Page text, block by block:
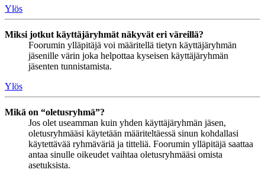
Ylös
Miksi jotkut käyttäjäryhmät näkyvät eri väreillä?
Foorumin ylläpitäjä voi määritellä tietyn käyttäjäryhmän
jäsenille värin joka helpottaa kyseisen käyttäjäryhmän
jäsenten tunnistamista.
Ylös
Mikä on “oletusryhmä”?
Jos olet useamman kuin yhden käyttäjäryhmän jäsen,
oletusryhmääsi käytetään määriteltäessä sinun kohdallasi
käytettävää ryhmäväriä ja titteliä. Foorumin ylläpitäjä saattaa
antaa sinulle oikeudet vaihtaa oletusryhmääsi omista
asetuksista.